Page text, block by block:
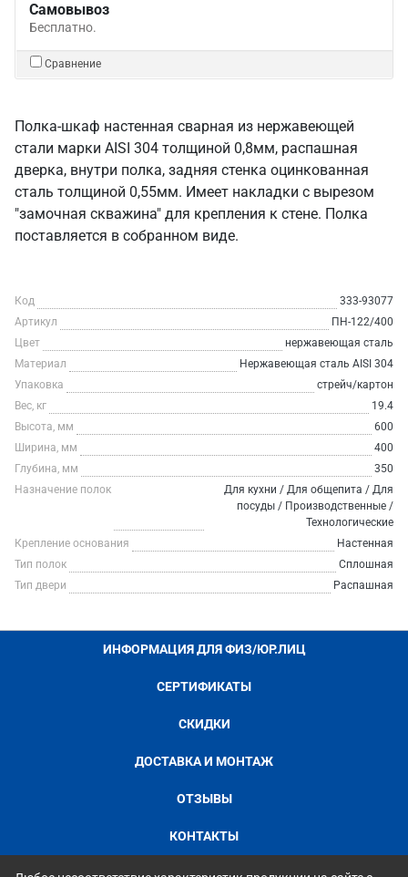
Самовывоз
Бесплатно.
Сравнение
Полка-шкаф настенная сварная из нержавеющей
стали марки AISI 304 толщиной 0,8мм, распашная
дверка, внутри полка, задняя стенка оцинкованная
сталь толщиной 0,55мм. Имеет накладки с вырезом
"замочная скважина" для крепления к стене. Полка
поставляется в собранном виде.
Код
333-93077
Артикул
ПН-122/400
Цвет
нержавеющая сталь
Материал
Нержавеющая сталь AISI 304
Упаковка
стрейч/картон
Вес, кг
19.4
Высота, мм
600
Ширина, мм
400
Глубина, мм
350
Назначение полок
Для кухни / Для общепита / Для
посуды / Производственные /
Технологические
Крепление основания
Настенная
Тип полок
Сплошная
Тип двери
Распашная
ИНФОРМАЦИЯ ДЛЯ ФИЗ/ЮР.ЛИЦ
СЕРТИФИКАТЫ
СКИДКИ
ДОСТАВКА И МОНТАЖ
ОТЗЫВЫ
КОНТАКТЫ